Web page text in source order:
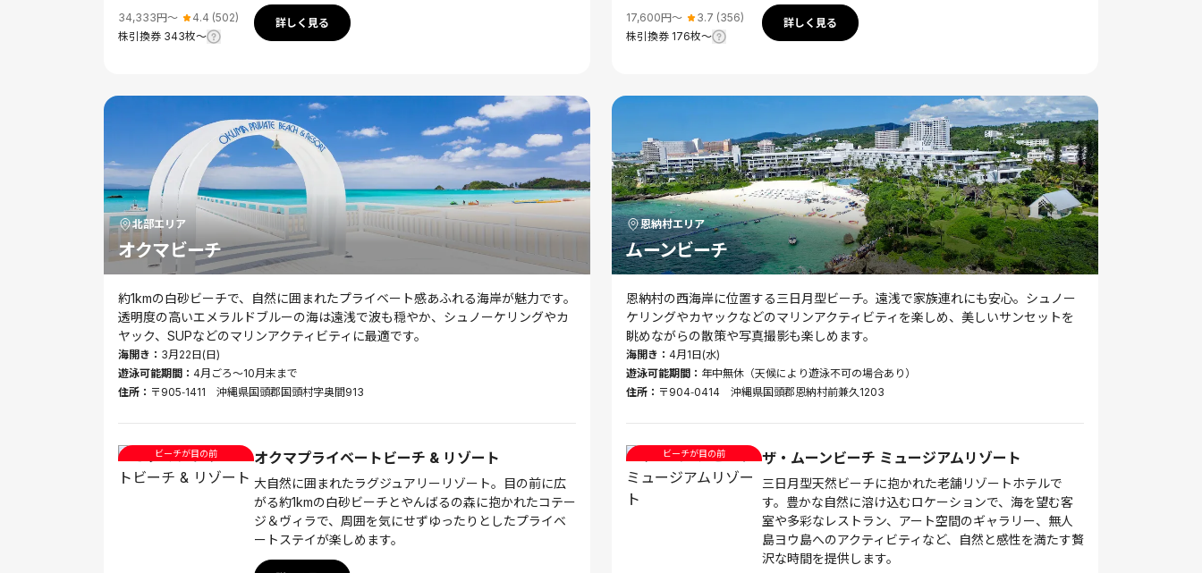
34,333円〜 4.4 (502)
株引換券 343枚〜
詳しく見る 17,600円〜 3.7 (356)
株引換券 176枚〜
詳しく見る
北部エリア
オクマビーチ
約1kmの白砂ビーチで、自然に囲まれたプライベート感あふれる海岸が魅力です。
透明度の高いエメラルドブルーの海は遠浅で波も穏やか、シュノーケリングやカ
ヤック、SUPなどのマリンアクティビティに最適です。
海開き： 3月22日(日)
遊泳可能期間： 4月ごろ～10月末まで
住所： 〒905‑1411 沖縄県国頭郡国頭村字奥間913
ビーチが目の前 オクマプライベートビーチ & リゾート
大自然に囲まれたラグジュアリーリゾート。目の前に広
がる約1kmの白砂ビーチとやんばるの森に抱かれたコテー
ジ＆ヴィラで、周囲を気にせずゆったりとしたプライベ
ートステイが楽しめます。
恩納村エリア
ムーンビーチ
恩納村の西海岸に位置する三日月型ビーチ。遠浅で家族連れにも安心。シュノー
ケリングやカヤックなどのマリンアクティビティを楽しめ、美しいサンセットを
眺めながらの散策や写真撮影も楽しめます。
海開き： 4月1日(水)
遊泳可能期間： 年中無休（天候により遊泳不可の場合あり）
住所： 〒904‑0414 沖縄県国頭郡恩納村前兼久1203
ビーチが目の前 ザ・ムーンビーチ ミュージアムリゾート
三日月型天然ビーチに抱かれた老舗リゾートホテルで
す。豊かな自然に溶け込むロケーションで、海を望む客
室や多彩なレストラン、アート空間のギャラリー、無人
島ヨウ島へのアクティビティなど、自然と感性を満たす贅
沢な時間を提供します。